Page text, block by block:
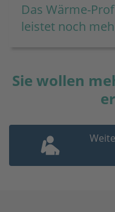
Das Wärme-
leistet noch
Sie wollen